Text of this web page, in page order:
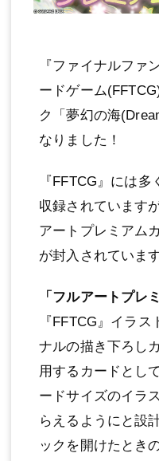
『ファイナルファ
ードゲーム
ク「夢幻の海
なりました！
『FFTCG』には
収録されています
アートプレミアム
が封入されています
「フルアートプレ
『FFTCG』イラ
ナルの描き下ろし
用するカードとし
ードサイズのイラ
らえるようにと設
ックを開けたとき